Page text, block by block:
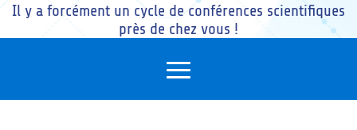
Il y a forcément un cycle de conférences scientifiques
près de chez vous !